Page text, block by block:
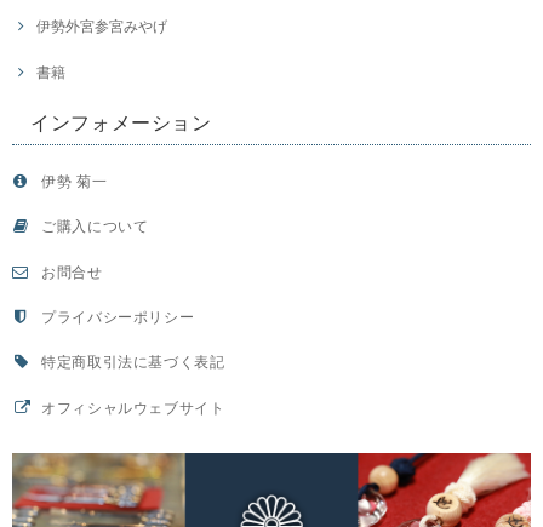
伊勢外宮参宮みやげ
書籍
インフォメーション
伊勢 菊一
ご購入について
お問合せ
プライバシーポリシー
特定商取引法に基づく表記
オフィシャルウェブサイト